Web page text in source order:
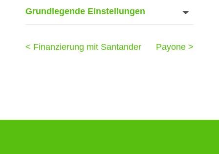
Grundlegende Einstellungen
< Finanzierung mit Santander Payone >